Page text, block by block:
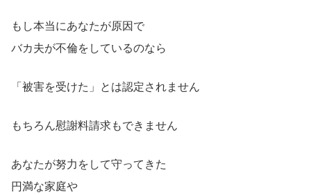
もし本当にあなたが原因で
バカ夫が不倫をしているのなら
「被害を受けた」とは認定されません
もちろん慰謝料請求もできません
あなたが努力をして守ってきた
円満な家庭や